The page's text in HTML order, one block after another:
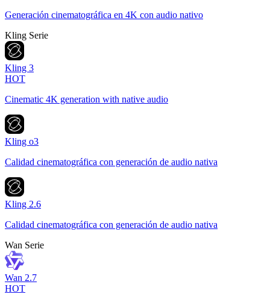
Generación cinematográfica en 4K con audio nativo
Kling Serie
Kling 3
HOT
Cinematic 4K generation with native audio
Kling o3
Calidad cinematográfica con generación de audio nativa
Kling 2.6
Calidad cinematográfica con generación de audio nativa
Wan Serie
Wan 2.7
HOT